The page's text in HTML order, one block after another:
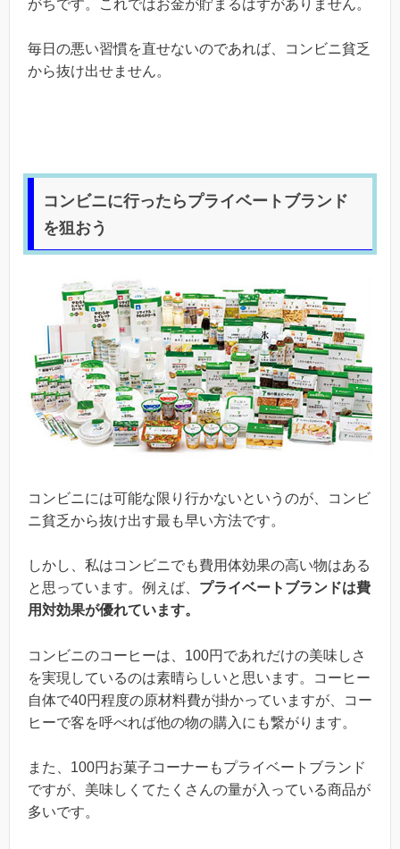
がちです。これではお金が貯まるはずがありません。
毎日の悪い習慣を直せないのであれば、コンビニ貧乏
から抜け出せません。
コンビニに行ったらプライベートブランド
を狙おう
コンビニには可能な限り行かないというのが、コンビ
ニ貧乏から抜け出す最も早い方法です。
しかし、私はコンビニでも費用体効果の高い物はある
と思っています。例えば、 プライベートブランドは費
用対効果が優れています。
コンビニのコーヒーは、100円であれだけの美味しさ
を実現しているのは素晴らしいと思います。コーヒー
自体で40円程度の原材料費が掛かっていますが、コー
ヒーで客を呼べれば他の物の購入にも繋がります。
また、100円お菓子コーナーもプライベートブランド
ですが、美味しくてたくさんの量が入っている商品が
多いです。